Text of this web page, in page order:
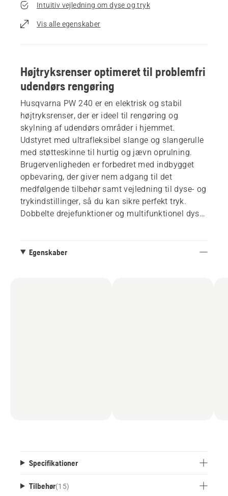
Intuitiv vejledning om dyse og tryk
Vis alle egenskaber
Højtryksrenser optimeret til problemfri
udendørs rengøring
Husqvarna PW 240 er en elektrisk og stabil
højtryksrenser, der er ideel til rengøring og
skylning af udendørs områder i hjemmet.
Udstyret med ultrafleksibel slange og slangerulle
med støtteskinne til hurtig og jævn oprulning.
Brugervenligheden er forbedret med indbygget
opbevaring, der giver nem adgang til det
medfølgende tilbehør samt vejledning til dyse- og
trykindstillinger, så du kan sikre perfekt tryk.
Dobbelte drejefunktioner og multifunktionel dyse
Egenskaber
Specifikationer
Tilbehør(15)